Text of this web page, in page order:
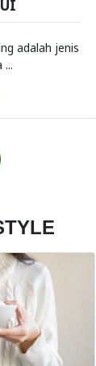
adalah jenis
...